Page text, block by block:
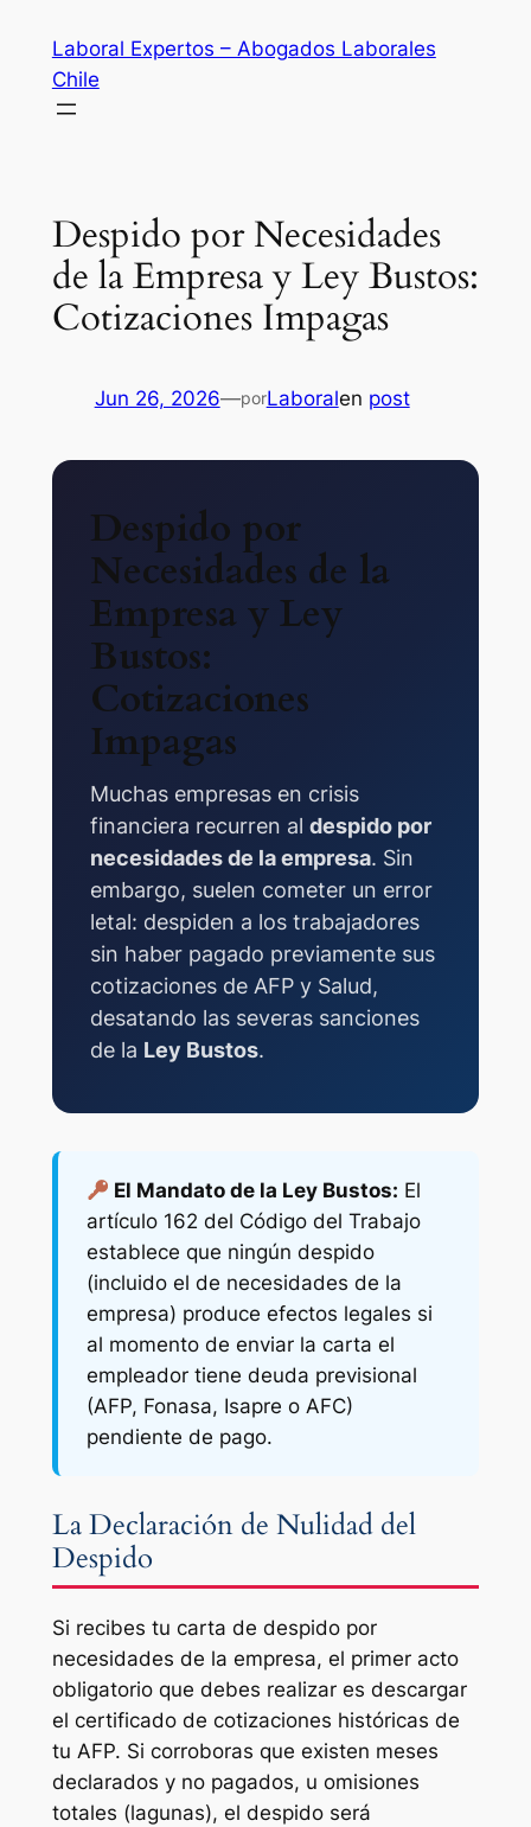
contenido
Laboral Expertos – Abogados Laborales
Chile
Despido por Necesidades
de la Empresa y Ley Bustos:
Cotizaciones Impagas
Jun 26, 2026—porLaboralen post
Despido por
Necesidades de la
Empresa y Ley
Bustos:
Cotizaciones
Impagas
Muchas empresas en crisis
financiera recurren al despido por
necesidades de la empresa. Sin
embargo, suelen cometer un error
letal: despiden a los trabajadores
sin haber pagado previamente sus
cotizaciones de AFP y Salud,
desatando las severas sanciones
de la Ley Bustos.
El Mandato de la Ley Bustos: El
artículo 162 del Código del Trabajo
establece que ningún despido
(incluido el de necesidades de la
empresa) produce efectos legales si
al momento de enviar la carta el
empleador tiene deuda previsional
(AFP, Fonasa, Isapre o AFC)
pendiente de pago.
La Declaración de Nulidad del
Despido
Si recibes tu carta de despido por
necesidades de la empresa, el primer acto
obligatorio que debes realizar es descargar
el certificado de cotizaciones históricas de
tu AFP. Si corroboras que existen meses
declarados y no pagados, u omisiones
totales (lagunas), el despido será